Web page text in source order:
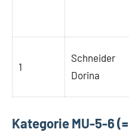
1
Schneider
Dorina
Kategorie MU-5-6